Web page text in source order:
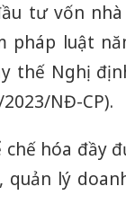
tư vốn
pháp luật
Nghị
NĐ-CP).
hóa đầy
lý